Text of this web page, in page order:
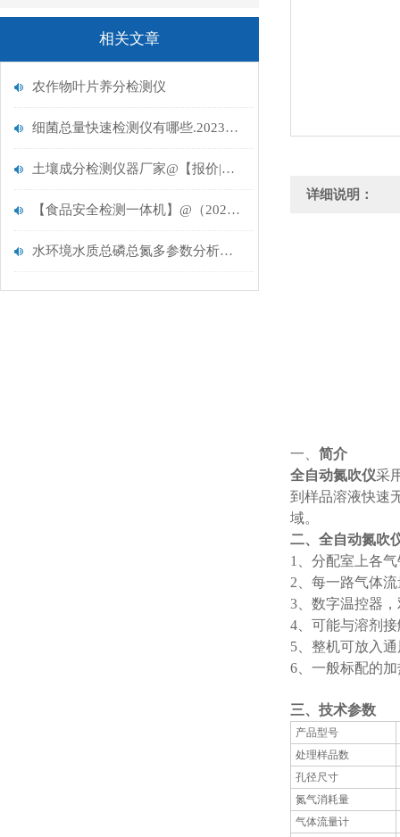
相关文章
农作物叶片养分检测仪
细菌总量快速检测仪有哪些.2023选云唐升级款
土壤成分检测仪器厂家@【报价|品牌】2021云唐仪器推荐
【食品安全检测一体机】@（2020新品）食品安全检测一体机
水环境水质总磷总氮多参数分析测定仪器【云唐多参数水质检测仪推荐】
详细说明：
一、 简介
全自动氮吹仪采
到样品溶液快速
域。
二、 全自动氮吹
1
、分配室上各
2 、每一路气体
3 、数字温控器
4 、可能与溶剂
5 、整机可放入
6 、一般标配的
三、 技术参数
产品型号
处理样品数
孔径尺寸
氮气消耗量
气体流量计